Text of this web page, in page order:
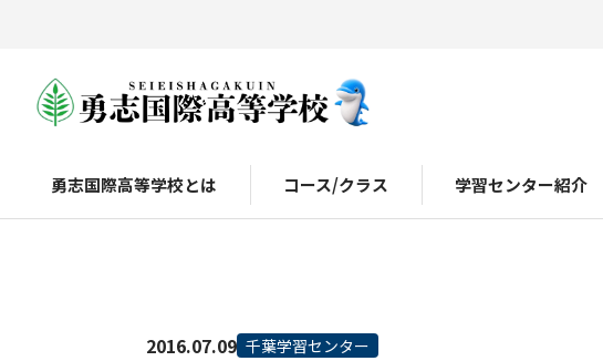
勇志国際高等学校とは コース/クラス 学習センター紹介
2016.07.09 千葉学習センター